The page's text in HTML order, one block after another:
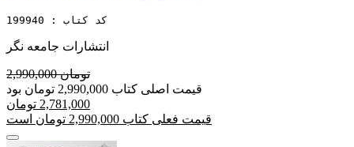
کد کتاب : 199940
انتشارات جامعه نگر
2,990,000 تومان
قیمت اصلی کتاب 2,990,000 تومان بود
2,781,000 تومان
قیمت فعلی کتاب 2,990,000 تومان است